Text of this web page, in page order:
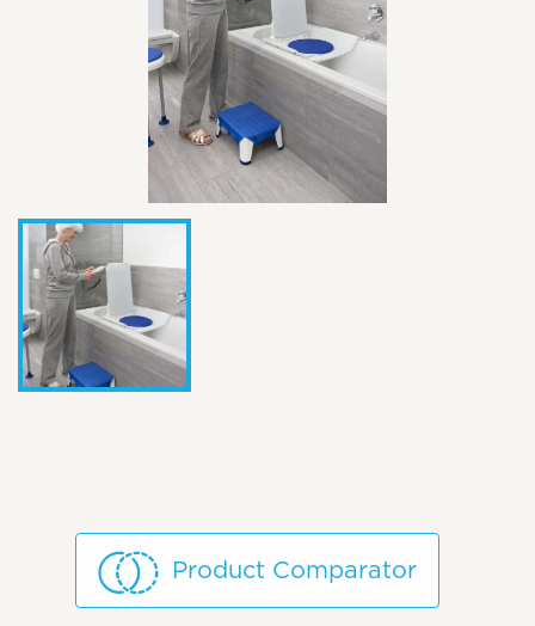
Product Comparator